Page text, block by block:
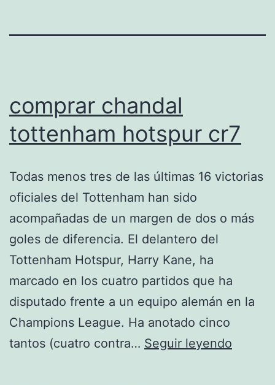
comprar chandal
tottenham hotspur cr7
Todas menos tres de las últimas 16 victorias
oficiales del Tottenham han sido
acompañadas de un margen de dos o más
goles de diferencia. El delantero del
Tottenham Hotspur, Harry Kane, ha
marcado en los cuatro partidos que ha
disputado frente a un equipo alemán en la
Champions League. Ha anotado cinco
tantos (cuatro contra… Seguir leyendo